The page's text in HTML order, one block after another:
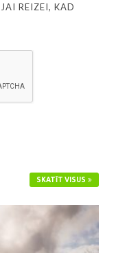
REIZEI, KAD
SKATĪT VISUS